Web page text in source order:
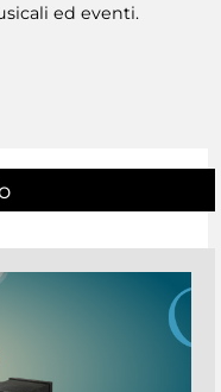
ed eventi.